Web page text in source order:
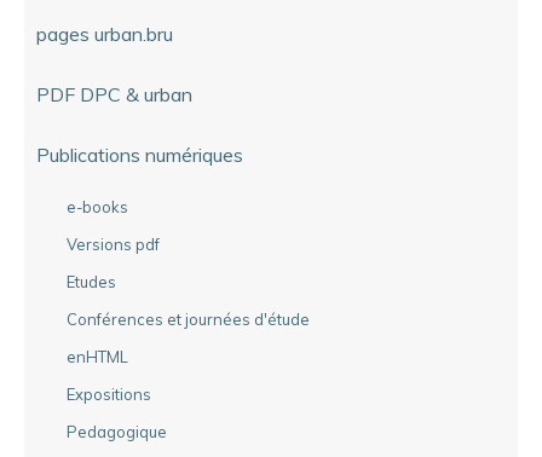
pages urban.bru
PDF DPC & urban
Publications numériques
e-books
Versions pdf
Etudes
Conférences et journées d'étude
enHTML
Expositions
Pedagogique